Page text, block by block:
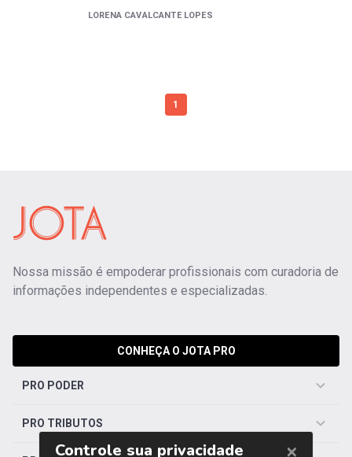
LORENA CAVALCANTE LOPES
1
Nossa missão é empoderar profissionais com curadoria de
informações independentes e especializadas.
CONHEÇA O JOTA PRO
PRO PODER
PRO TRIBUTOS